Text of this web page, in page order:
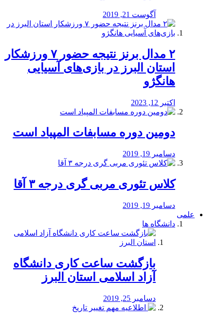
آگوست 21, 2019
۲ مدال برنز نتیجه حضور ۷ ورزشکار
استان البرز در بازی‌های آسیایی
هانگژو
اکتبر 12, 2023
دومین دوره مسابفات المپیاد است
دسامبر 19, 2019
کلاس تئوری مربی گری درجه ۳ آقا
دسامبر 19, 2019
علمی
دانشگاه ها
بازگشت ساعت کاری دانشگاه
آزاد اسلامی استان البرز
دسامبر 25, 2019